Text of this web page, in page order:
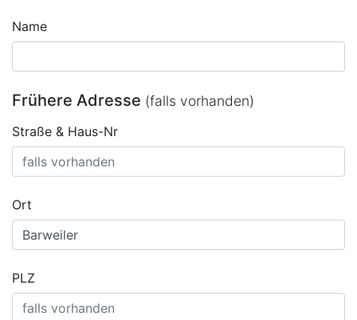
Name
Frühere Adresse (falls vorhanden)
Straße & Haus-Nr
Ort
PLZ